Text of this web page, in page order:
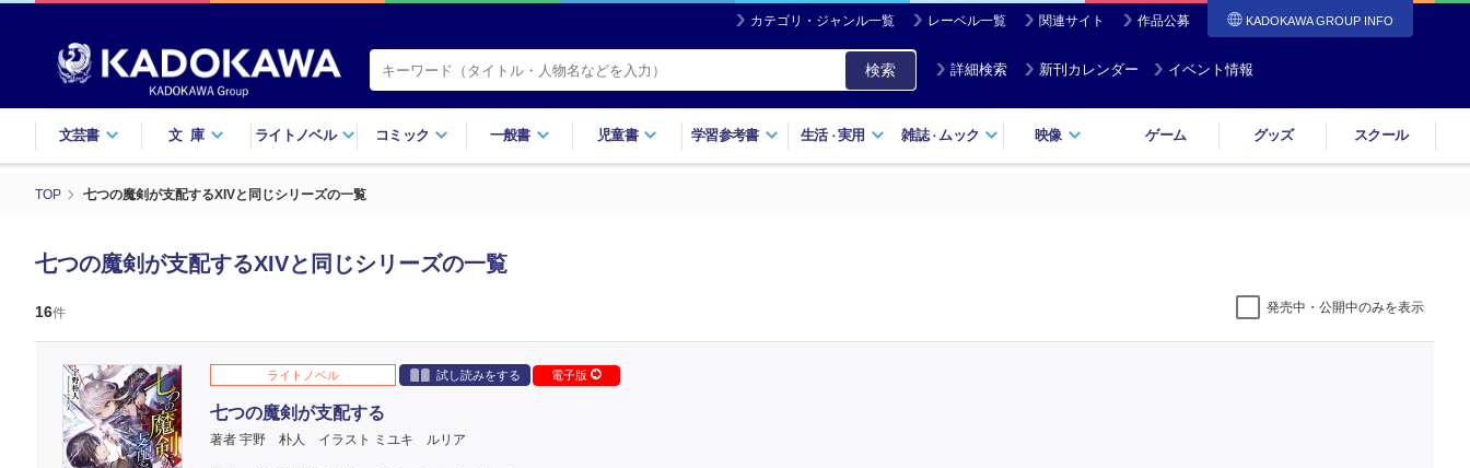
カテゴリ・ジャンル一覧 レーベル一覧 関連サイト 作品公募 KADOKAWA GROUP INFO
検索 詳細検索 新刊カレンダー イベント情報
文芸書 文庫 ライトノベル コミック 一般書 児童書 学習参考書 生活・実用 雑誌・ ムック 映像 ゲーム グッズ スクール
TOP 七つの魔剣が支配するXIVと同じシリーズの一覧
七つの魔剣が支配するXIVと同じシリーズの一覧
16件 発売中・公開中のみを表示
ライトノベル 試し読みをする 電子版
七つの魔剣が支配する
著者 宇野 朴人 イラスト ミユキ ルリア